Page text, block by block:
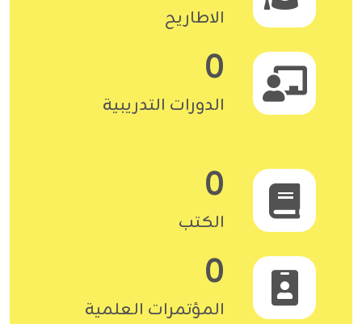
الاطاريح
0
الدورات التدريبية
0
الكتب
0
المؤتمرات العلمية